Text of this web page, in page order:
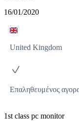
16/01/2020
United Kingdom
Επαληθευμένος
1st class pc monitor